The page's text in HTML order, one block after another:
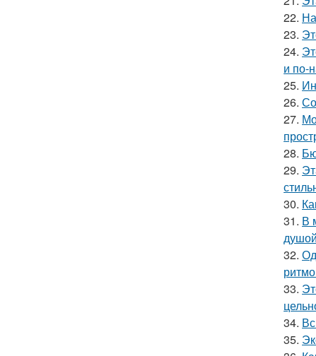
22.
23.
24.
и по-
25.
26.
27.
28.
29.
30.
31. В
32.
33.
34.
35.